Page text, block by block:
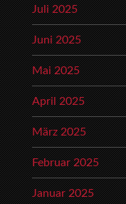
Juli 2025
Juni 2025
Mai 2025
April 2025
März 2025
Februar 2025
Januar 2025